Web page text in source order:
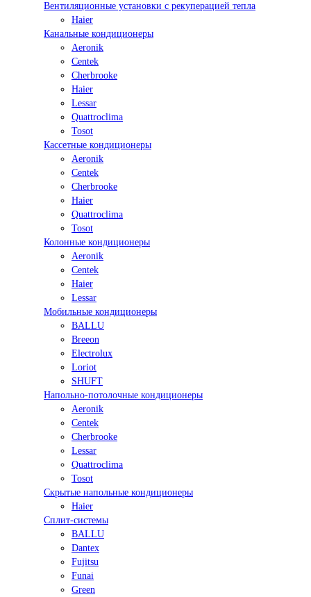
Вентиляционные установки с рекуперацией тепла
Haier
Канальные кондиционеры
Aeronik
Centek
Cherbrooke
Haier
Lessar
Quattroclima
Tosot
Кассетные кондиционеры
Aeronik
Centek
Cherbrooke
Haier
Quattroclima
Tosot
Колонные кондиционеры
Aeronik
Centek
Haier
Lessar
Мобильные кондиционеры
BALLU
Breeon
Electrolux
Loriot
SHUFT
Напольно-потолочные кондиционеры
Aeronik
Centek
Cherbrooke
Lessar
Quattroclima
Tosot
Скрытые напольные кондиционеры
Haier
Сплит-системы
BALLU
Dantex
Fujitsu
Funai
Green